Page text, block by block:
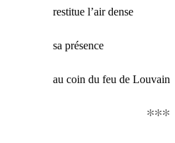
restitue l’air dense
sa présence
au coin du feu de Louvain
∗∗∗